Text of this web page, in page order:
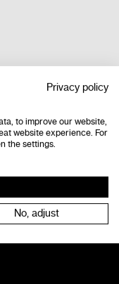
Group
Privacy policy
to improve our website,
website experience. For
the settings.
No, adjust